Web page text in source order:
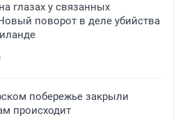
глазах у связанных
поворот в деле убийства
побережье закрыли
происходит